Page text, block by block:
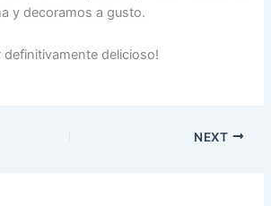
y decoramos a gusto.
delicioso!
NEXT